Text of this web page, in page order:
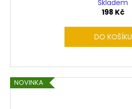
Skladem
198 Kč
DO KOŠÍKU
NOVINKA